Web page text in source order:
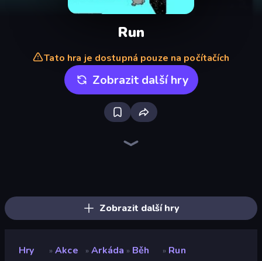
Run
Tato hra je dostupná pouze na počítačích
Zobrazit další hry
Zobrazit další hry
Hry » Akce » Arkáda » Běh » Run